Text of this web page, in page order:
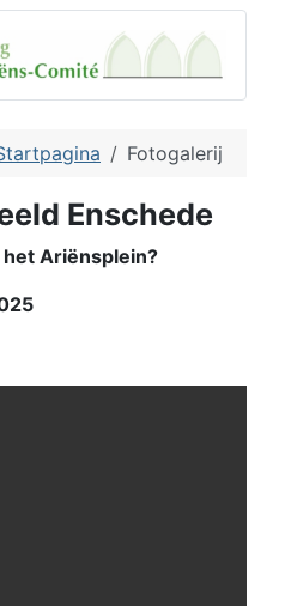
Fotogalerij
Enschede
Ariënsplein?